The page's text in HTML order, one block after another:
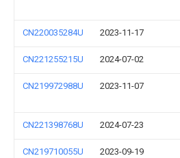
CN220035284U 2023-11-17
CN221255215U 2024-07-02
CN219972988U 2023-11-07
CN221398768U 2024-07-23
CN219710055U 2023-09-19